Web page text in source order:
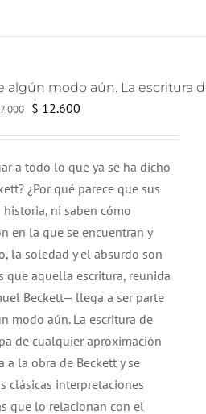
El
era:
$ 17.000.
$ 12.600
es:
$ 12.600.
a todo lo que ya se ha dicho
¿Por qué parece que sus
ni saben cómo
en la que se encuentran y
la soledad y el absurdo son
que aquella escritura, reunida
Beckett— llega a ser parte
modo aún. La escritura de
de cualquier aproximación
la obra de Beckett y se
clásicas interpretaciones
que lo relacionan con el